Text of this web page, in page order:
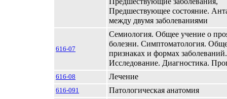
Предшествующее состояние.
между двумя заболеваниями
616-07
Семиология. Общее учение о
болезни. Симптоматология.
признаках и формах заболеваний.
Исследование. Диагностика.
616-08 Лечение
616-091 Патологическая анатомия